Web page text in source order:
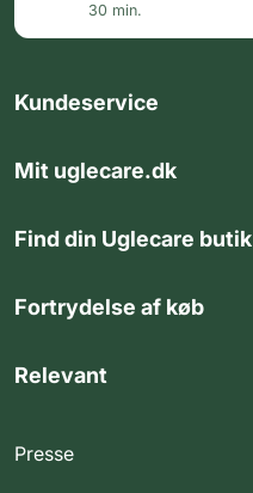
30 min.
Kundeservice
Mit uglecare.dk
Find din Uglecare butik
Fortrydelse af køb
Relevant
Presse